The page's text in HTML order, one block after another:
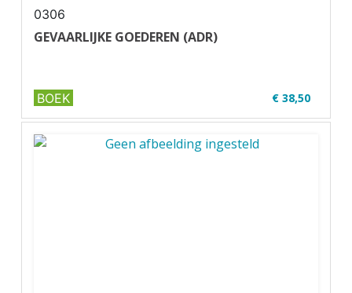
0306
GEVAARLIJKE GOEDEREN (ADR)
€ 38,50
✔ Uitgever: Verjo B.V.
✔ U01-2 ADR
BOEK